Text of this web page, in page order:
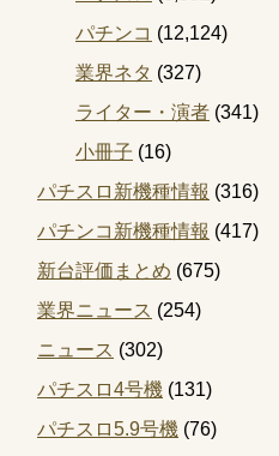
パチンコ (12,124)
業界ネタ (327)
ライター・演者 (341)
小冊子 (16)
パチスロ新機種情報 (316)
パチンコ新機種情報 (417)
新台評価まとめ (675)
業界ニュース (254)
ニュース (302)
パチスロ4号機 (131)
パチスロ5.9号機 (76)